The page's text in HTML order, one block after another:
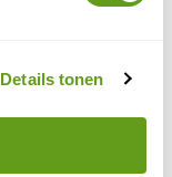
Details tonen